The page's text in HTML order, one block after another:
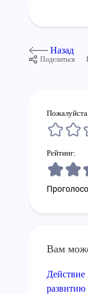
Назад
Поделиться
Рейтинг:
Вам
Действие
развитию